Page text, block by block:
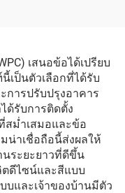
เสนอข้อได้เปรียบ
ป็นตัวเลือกที่ได้รับ
การปรับปรุงอาคาร
ด้รับการติดตั้ง
ม่ำเสมอและข้อ
น่าเชื่อถือนี้ส่งผลให้
นระยะยาวที่ดีขึ้น
ดีไซน์และสีแบบ
บและเจ้าของบ้านมีตัว